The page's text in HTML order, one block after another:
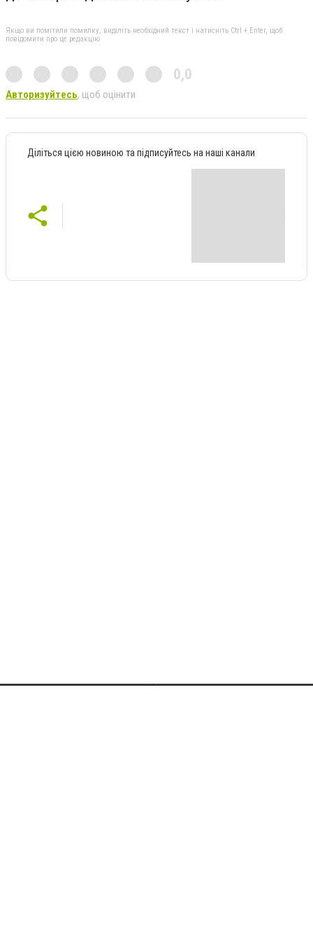
Якщо ви помітили помилку, виділіть необхідний текст і натисніть Ctrl + Enter, щоб
повідомити про це редакцію
0,0
Авторизуйтесь, щоб оцінити
Діліться цією новиною та підписуйтесь на наші канали